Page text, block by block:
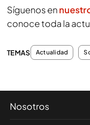
Síguenos en
conoce toda la
TEMAS Actualidad
Nosotros